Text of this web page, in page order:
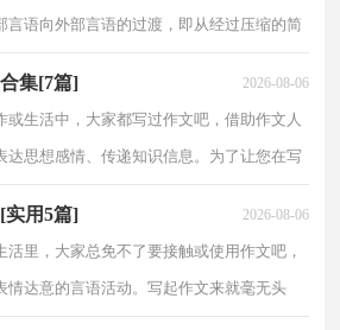
言语向外部言语的过渡，即从经过压缩的简
集[7篇] 2026-08-06
或生活中，大家都写过作文吧，借助作文人
达思想感情、传递知识信息。为了让您在写
实用5篇] 2026-08-06
里，大家总免不了要接触或使用作文吧，
情达意的言语活动。写起作文来就毫无头